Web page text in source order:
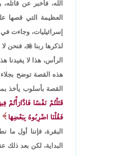
الله، فأخبر عن
العظيمة التي قصها
إسرائيليات، وجاءت في
لذكرها ربنا، فنحن
الرأس، هذا لا يفيدنا
هذه القصة توضح
القصة بأسلوب يأخذ
قَتَلْتُمْ نَفْسًا فَادَّارَأْتُمْ
فَقُلْنَا اضْرِبُوهُ بِبَعْضِهَا
البقرة، فإننا أول ما
البداية، لكن بعد ذلك